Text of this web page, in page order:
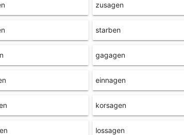
zusagen
starben
gagagen
einnagen
korsagen
lossagen